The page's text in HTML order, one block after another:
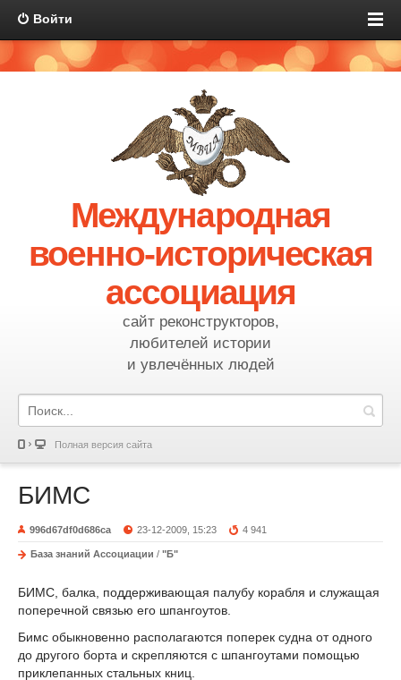
Войти
Международная
военно-историческая
ассоциация
сайт реконструкторов,
любителей истории
и увлечённых людей
Полная версия сайта
БИМС
996d67df0d686ca 23-12-2009, 15:23 4 941
База знаний Ассоциации / "Б"
БИМС, балка, поддерживающая палубу корабля и служащая
поперечной связью его шпангоутов.
Бимс обыкновенно располагаются поперек судна от одного
до другого борта и скрепляются с шпангоутами помощью
приклепанных стальных книц.